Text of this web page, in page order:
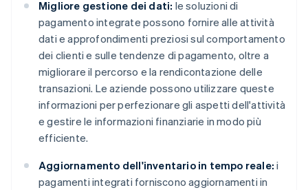
Migliore gestione dei dati: le soluzioni di
pagamento integrate possono fornire alle attività
dati e approfondimenti preziosi sul comportamento
dei clienti e sulle tendenze di pagamento, oltre a
migliorare il percorso e la rendicontazione delle
transazioni. Le aziende possono utilizzare queste
informazioni per perfezionare gli aspetti dell'attività
e gestire le informazioni finanziarie in modo più
efficiente.
Aggiornamento dell'inventario in tempo reale: i
pagamenti integrati forniscono aggiornamenti in